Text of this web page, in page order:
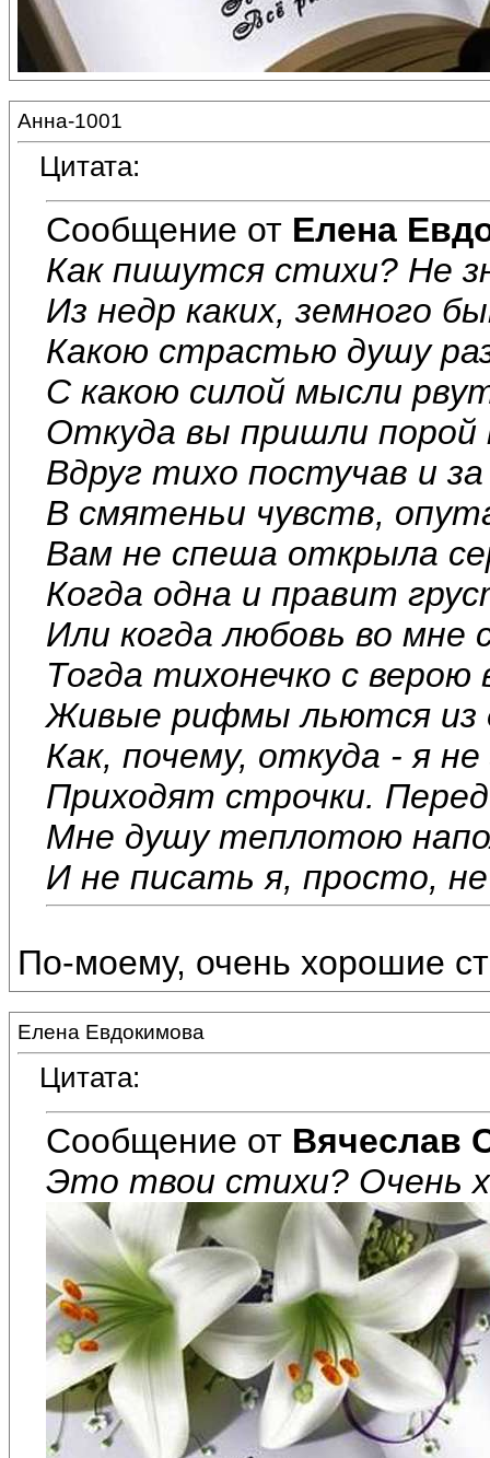
Анна-1001
Цитата:
Сообщение от Елена
Как пишутся стихи? Не
Из недр каких, земного
Какою страстью душу
С какою силой мысли
Откуда вы пришли порой
Вдруг тихо постучав и
В смятеньи чувств,
Вам не спеша открыла
Когда одна и правит
Или когда любовь во мне
Тогда тихонечко с верою
Живые рифмы льются из
Как, почему, откуда - я
Приходят строчки.
Мне душу теплотою
И не писать я, просто,
По-моему, очень хорошие
Елена Евдокимова
Цитата:
Сообщение от Вячеслав
Это твои стихи? Очень